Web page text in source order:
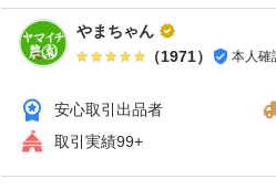
保存方法 直射日光、高温多湿
使用上の注意 みそは洗わず、生
召し上がりください。
製造者 株式会社 上沖産業
栄養成分表示(100g当り）
やまちゃん
（1971） 本人確
安心取引出品者
取引実績99+